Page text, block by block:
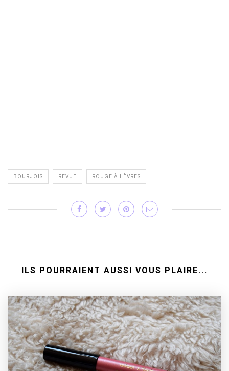
BOURJOIS REVUE ROUGE À LÈVRES
ILS POURRAIENT AUSSI VOUS PLAIRE...